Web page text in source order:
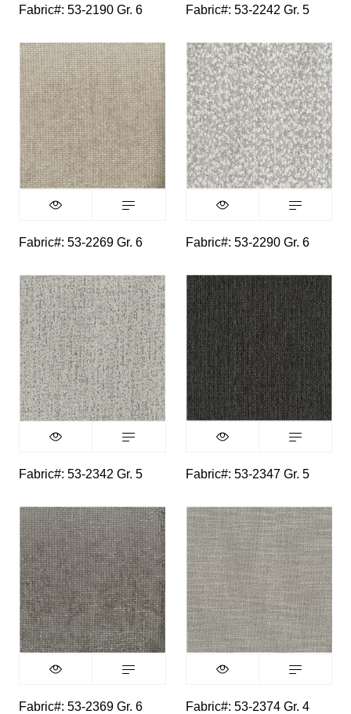
Fabric#: 53-2190 Gr. 6 Fabric#: 53-2242 Gr. 5
Fabric#: 53-2269 Gr. 6 Fabric#: 53-2290 Gr. 6
Fabric#: 53-2342 Gr. 5 Fabric#: 53-2347 Gr. 5
Fabric#: 53-2369 Gr. 6 Fabric#: 53-2374 Gr. 4